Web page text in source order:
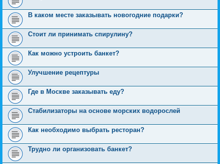
В каком месте заказывать новогодние подарки?
Стоит ли принимать спирулину?
Как можно устроить банкет?
Улучшение рецептуры
Где в Москве заказывать еду?
Стабилизаторы на основе морских водорослей
Как необходимо выбрать ресторан?
Трудно ли организовать банкет?